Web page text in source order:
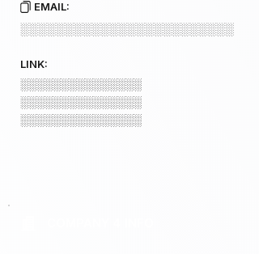
EMAIL:
░░░░░░░░░░░░░░░░░░░░░░░░
LINK:
░░░░░░░░░░░░░░░
░░░░░░░░░░░░░░░
░░░░░░░░░░░░░░░